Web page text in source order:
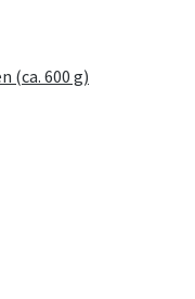
(ca. 600 g)